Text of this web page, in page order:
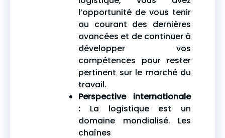
l’opportunité de vous tenir
au courant des dernières
avancées et de continuer à
développer vos
compétences pour rester
pertinent sur le marché du
travail.
Perspective internationale
: La logistique est un
domaine mondialisé. Les
chaînes